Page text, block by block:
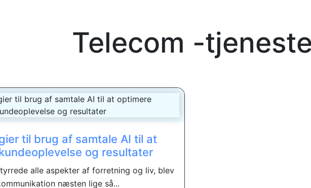
Telecom -
til brug af samtale AI til at
og resultater
alle aspekter af forretning og liv, blev
næsten lige så...